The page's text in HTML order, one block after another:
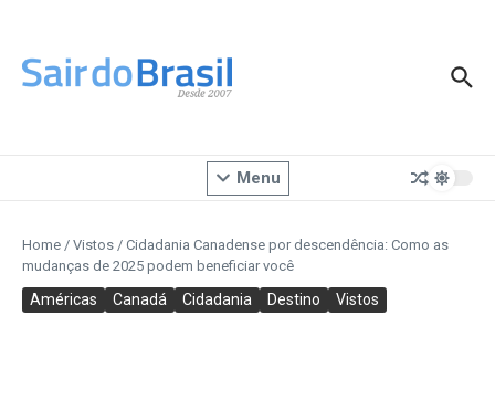
Menu
Home / Vistos / Cidadania Canadense por descendência: Como as
mudanças de 2025 podem beneficiar você
Américas Canadá Cidadania Destino Vistos